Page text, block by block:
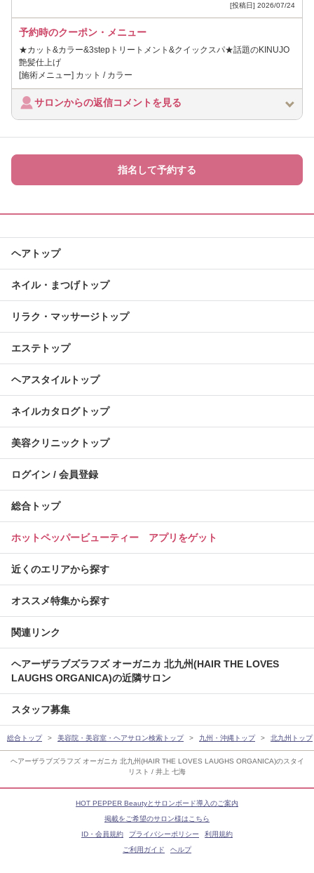
ヘアーザラブズラフズ オーガニカ 北九州(HAIR THE LOVES LAUGHS ORGANICA)のスタイ
リスト / 井上 七海
[投稿日] 2026/07/24
予約時のクーポン・メニュー
★カット&カラー&3stepトリートメント&クイックスパ★話題のKINUJO
艶髪仕上げ
[施術メニュー] カット / カラー
サロンからの返信コメントを見る
指名して予約する
ヘアトップ
ネイル・まつげトップ
リラク・マッサージトップ
エステトップ
ヘアスタイルトップ
ネイルカタログトップ
美容クリニックトップ
ログイン / 会員登録
総合トップ
ホットペッパービューティー アプリをゲット
近くのエリアから探す
オススメ特集から探す
関連リンク
ヘアーザラブズラフズ オーガニカ 北九州(HAIR THE LOVES
LAUGHS ORGANICA)の近隣サロン
スタッフ募集
総合トップ 美容院・美容室・ヘアサロン検索トップ 九州・沖縄トップ 北九州トップ
HOT PEPPER Beautyとサロンボード導入のご案内
掲載をご希望のサロン様はこちら
ID・会員規約
プライバシーポリシー
利用規約
ご利用ガイド
ヘルプ